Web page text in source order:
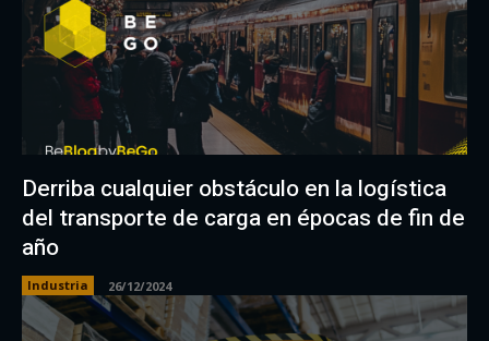
Derriba cualquier obstáculo en la logística
del transporte de carga en épocas de fin de
año
Industria 26/12/2024